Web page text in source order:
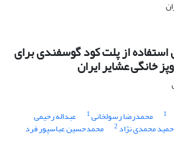
استفاده از پلت کود گوسفندی برای
خانگی عشایر ایران
1 محمدرضا رسولخانی1 عبداله رحیمی
حمید محمدی نژاد 2 محمدحسین عباسپور فرد